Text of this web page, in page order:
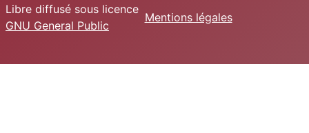
Libre diffusé sous licence
GNU General Public
Mentions légales